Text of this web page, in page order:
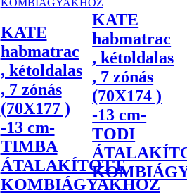
KATE
habmatrac
, kétoldalas
, 7 zónás
(70X177 )
-13 cm-
TIMBA
ÁTALAKÍTOTT
KOMBIÁGYAKHOZ
KATE
habmatrac
, kétoldalas
, 7 zónás
(70X174 )
-13 cm-
TODI